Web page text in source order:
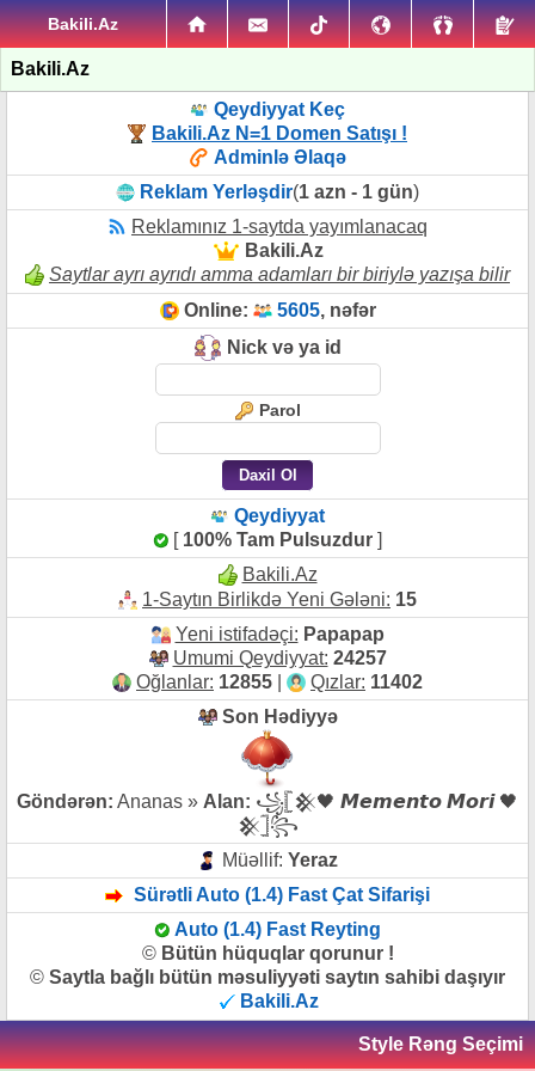
Bakili.Az
Bakili.Az
Qeydiyyat Keç
Bakili.Az N=1 Domen Satışı !
Adminlə Əlaqə
Reklam Yerləşdir(1 azn - 1 gün)
Reklamınız 1-saytda yayımlanacaq
Bakili.Az
Saytlar ayrı ayrıdı amma adamları bir biriylə yazışa bilir
Online:
5605, nəfər
Nick və ya id
Parol
Qeydiyyat
[ 100% Tam Pulsuzdur ]
Bakili.Az
1-Saytın Birlikdə Yeni Gələni: 15
Yeni istifadəçi: Papapap
Umumi Qeydiyyat: 24257
Oğlanlar: 12855 Qızlar: 11402
Son Hədiyyə
Göndərən: Ananas » Alan: ꧁𓊈𒆜🖤 𝙈𝙚𝙢𝙚𝙣𝙩𝙤 𝙈𝙤𝙧𝙞 🖤
𒆜𓊉꧂
Müəllif: Yeraz
Sürətli Auto (1.4) Fast Çat Sifarişi
Auto (1.4) Fast Reyting
© Bütün hüquqlar qorunur !
© Saytla bağlı bütün məsuliyyəti saytın sahibi daşıyır
Bakili.Az
Style Rəng Seçimi